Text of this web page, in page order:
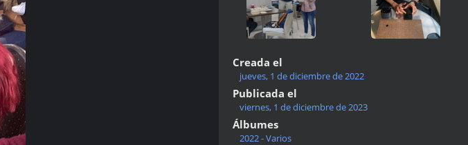
Creada el
jueves, 1 de diciembre de 2022
Publicada el
viernes, 1 de diciembre de 2023
Álbumes
2022 - Varios